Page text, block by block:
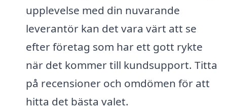
upplevelse med din nuvarande
leverantör kan det vara värt att se
efter företag som har ett gott rykte
när det kommer till kundsupport. Titta
på recensioner och omdömen för att
hitta det bästa valet.